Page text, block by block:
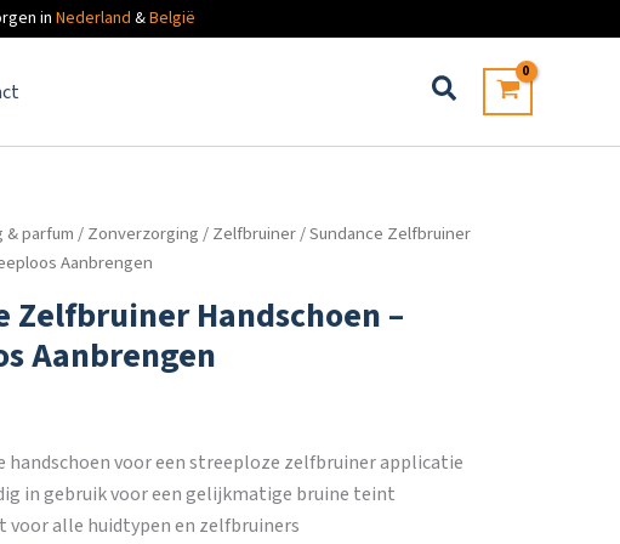
inNederland &België
& parfum/Zonverzorging/Zelfbruiner/ Sundance Zelfbruiner
Aanbrengen
Zelfbruiner Handschoen –
Aanbrengen
handschoen voor een streeploze zelfbruiner applicatie
in gebruik voor een gelijkmatige bruine teint
voor alle huidtypen en zelfbruiners